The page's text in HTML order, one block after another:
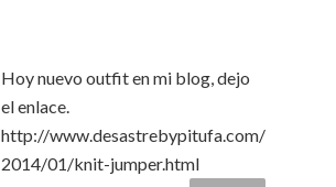
Hoy nuevo outfit en mi blog, dejo
el enlace.
http://www.desastrebypitufa.com/
2014/01/knit-jumper.html